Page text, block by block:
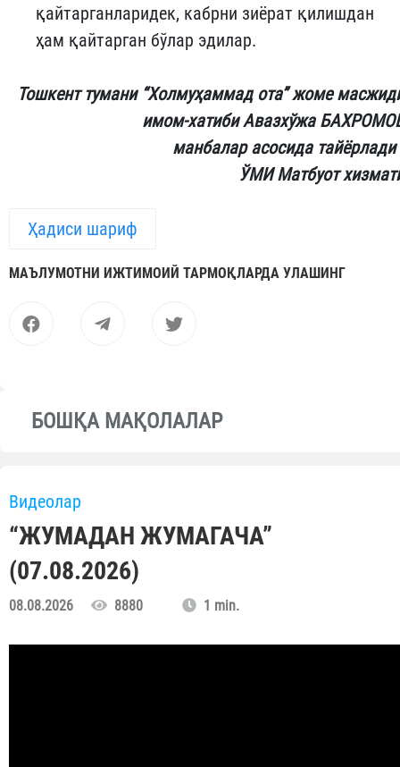
қайтарганларидек, кабрни зиёрат қилишдан
ҳам қайтарган бўлар эдилар.
Тошкент тумани “Холмуҳаммад ота” жоме
имом-хатиби Авазхўжа
манбалар асосида
ЎМИ Матбуот
Ҳадиси шариф
МАЪЛУМОТНИ ИЖТИМОИЙ ТАРМОҚЛАРДА УЛАШИНГ
БОШҚА МАҚОЛАЛАР
Видеолар
“ЖУМАДАН ЖУМАГАЧА”
(07.08.2026)
08.08.2026 8880 1 min.